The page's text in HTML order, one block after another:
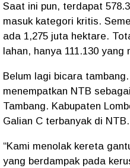
Saat ini pun, terdapat
masuk kategori kritis.
ada 1,275 juta hektare.
lahan, hanya 111.130
Belum lagi bicara
menempatkan NTB
Tambang. Kabupaten
Galian C terbanyak di NTB.
“Kami menolak kereta
yang berdampak pada